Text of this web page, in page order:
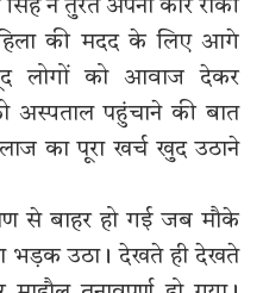
सिंह ने तुरंत अपनी कार रोकी
की मदद के लिए आगे
लोगों को आवाज देकर
अस्पताल पहुंचाने की बात
का पूरा खर्च खुद उठाने
से बाहर हो गई जब मौके
भड़क उठा। देखते ही देखते